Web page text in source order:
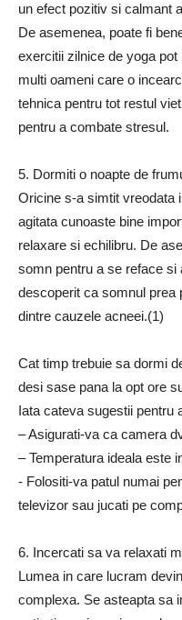
un efect pozitiv si calmant
De asemenea, poate fi
exercitii zilnice de yoga
multi oameni care o
tehnica pentru tot restul
pentru a combate stresul.
5. Dormiti o noapte de
Oricine s-a simtit vreodata
agitata cunoaste bine
relaxare si echilibru. De
somn pentru a se reface si
descoperit ca somnul prea
dintre cauzele acneei.(1)
Cat timp trebuie sa dormi
desi sase pana la opt ore
Iata cateva sugestii pentru
– Asigurati-va ca camera
– Temperatura ideala este
​​- Folositi-va patul numai
televizor sau jucati pe
6. Incercati sa va relaxati
Lumea in care lucram
complexa. Se asteapta sa